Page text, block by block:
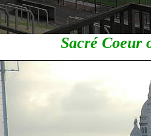
Sacré Coeur